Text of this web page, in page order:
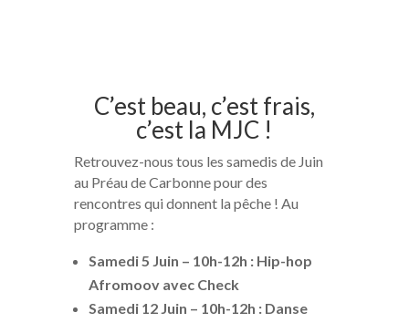
C’est beau, c’est frais,
c’est la MJC !
Retrouvez-nous tous les samedis de Juin
au Préau de Carbonne pour des
rencontres qui donnent la pêche ! Au
programme :
Samedi 5 Juin – 10h-12h : Hip-hop
Afromoov avec Check
Samedi 12 Juin – 10h-12h : Danse